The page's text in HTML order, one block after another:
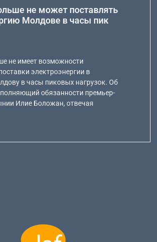
не может поставлять
Молдове в часы пик
не имеет возможности
электроэнергии в
в часы пиковых нагрузок. Об
обязанности премьер-
Илие Боложан, отвечая